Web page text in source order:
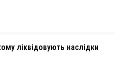
ліквідовують наслідки